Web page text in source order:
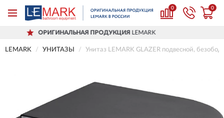
0 0
ПРОДУКЦИЯLEMARK
LEMARK УНИТАЗЫ Унитаз LEMARK GLAZER подвесной,